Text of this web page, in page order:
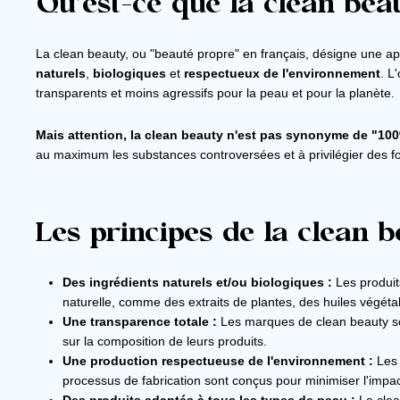
La clean beauty, ou "beauté propre" en français, désigne une
naturels, biologiques et respectueux de l'environnement.
transparents et moins agressifs pour la peau et pour la planète.
Mais attention, la clean beauty n'est pas synonyme de
au maximum les substances controversées et à privilégier des
Les principes de la clean
Des ingrédients naturels et/ou biologiques : Les
naturelle, comme des extraits de plantes, des huiles
Une transparence totale : Les marques de clean beauty
sur la composition de leurs produits.
Une production respectueuse de l'environnement :
processus de fabrication sont conçus pour minimiser